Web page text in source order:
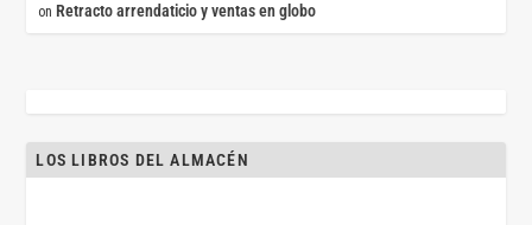
on Retracto arrendaticio y ventas en globo
LOS LIBROS DEL ALMACÉN